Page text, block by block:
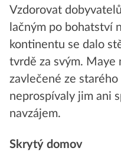
Vzdorovat
lačným po bohatství
kontinentu se dalo
tvrdě za svým. Maye
zavlečené ze
neprospívaly jim ani
navzájem.
Skrytý domov